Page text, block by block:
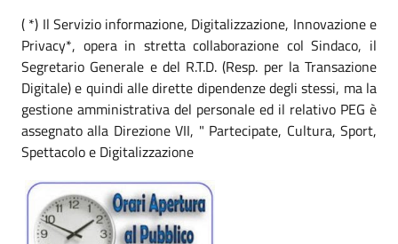
( *) Il Servizio informazione, Digitalizzazione, Innovazione e
Privacy*, opera in stretta collaborazione col Sindaco, il
Segretario Generale e del R.T.D. (Resp. per la Transazione
Digitale) e quindi alle dirette dipendenze degli stessi, ma la
gestione amministrativa del personale ed il relativo PEG è
assegnato alla Direzione VII, " Partecipate, Cultura, Sport,
Spettacolo e Digitalizzazione